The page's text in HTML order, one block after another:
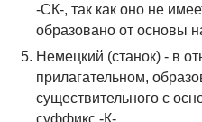
-СК-, так как оно не
образовано от основы
Немецкий (станок) - в
прилагательном,
существительного с
суффикс -К-.